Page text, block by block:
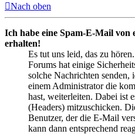
Nach oben
Ich habe eine Spam-E-Mail von
erhalten!
Es tut uns leid, das zu
Forums hat einige
solche Nachrichten
einem Administrator die
hast, weiterleiten. Dabei ist
(Headers) mitzuschicken.
Benutzer, der die E-Mail
kann dann entsprechend